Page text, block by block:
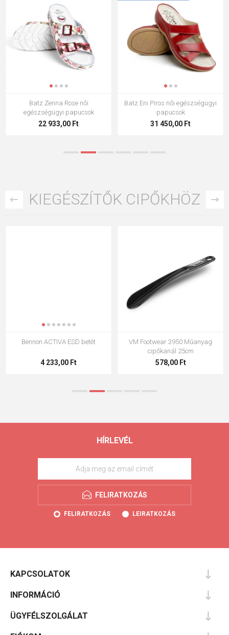
Batz Zenna Rose női
egészségügyi papucsok
22 933,00 Ft
Batz Eni Piros női egészségügyi
papucsok
31 450,00 Ft
KIEGÉSZÍTŐK CIPŐKHÖZ
Bennon ACTIVA ESD betét
4 233,00 Ft
VM Footwear 3950 Műanyag
cipőkanál 25cm
578,00 Ft
HÍRLEVÉL
FELIRATKOZÁS
FELIRATKOZÁS LEIRATKOZÁS
KAPCSOLATOK
INFORMÁCIÓ
ÜGYFÉLSZOLGÁLAT